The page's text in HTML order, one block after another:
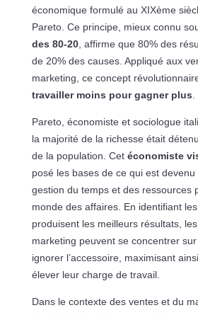
économique formulé au XIXème
Pareto. Ce principe, mieux connu
des 80-20, affirme que 80% des
de 20% des causes. Appliqué aux
marketing, ce concept
travailler moins pour gagner plus
Pareto, économiste et sociologue
la majorité de la richesse était
de la population. Cet économiste
posé les bases de ce qui est
gestion du temps et des ressources
monde des affaires. En identifiant
produisent les meilleurs résultats,
marketing peuvent se concentrer sur
ignorer l’accessoire, maximisant
élever leur charge de travail.
Dans le contexte des ventes et du